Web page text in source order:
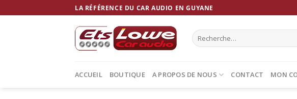
to
LA RÉFÉRENCE DU CAR AUDIO EN GUYANE
Recherche
pour :
ACCUEIL BOUTIQUE A PROPOS DE NOUS CONTACT MON